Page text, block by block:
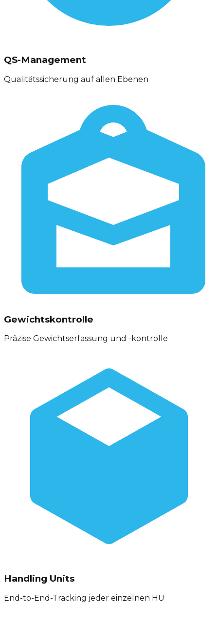
QS-Management
Qualitätssicherung auf allen Ebenen
Gewichtskontrolle
Präzise Gewichtserfassung und -kontrolle
Handling Units
End-to-End-Tracking jeder einzelnen HU